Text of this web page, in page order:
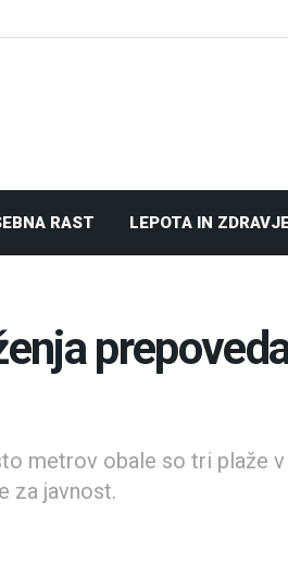
RAST LEPOTA IN
metrov obale so tri plaže v
za javnost.